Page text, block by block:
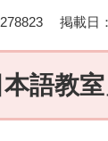
掲載日
語教室